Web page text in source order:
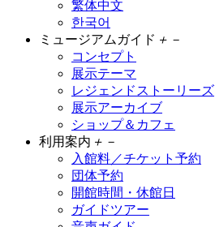
繁体中文
한국어
ミュージアムガイド ＋ －
コンセプト
展示テーマ
レジェンドストーリーズ
展示アーカイブ
ショップ＆カフェ
利用案内 ＋ －
入館料／チケット予約
団体予約
開館時間・休館日
ガイドツアー